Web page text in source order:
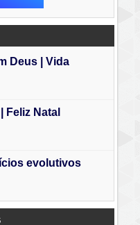
Deus | Vida
Feliz Natal
evolutivos